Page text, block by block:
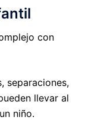
con
separaciones,
llevar al
niño.